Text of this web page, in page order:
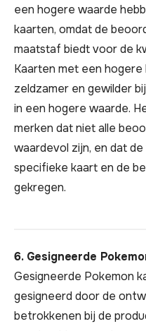
een hogere waarde
kaarten, omdat de
maatstaf biedt voor de
Kaarten met een
zeldzamer en gewilder
in een hogere waarde.
merken dat niet alle
waardevol zijn, en dat
specifieke kaart en de
gekregen.
6. Gesigneerde
Gesigneerde Pokemon
gesigneerd door de
betrokkenen bij de